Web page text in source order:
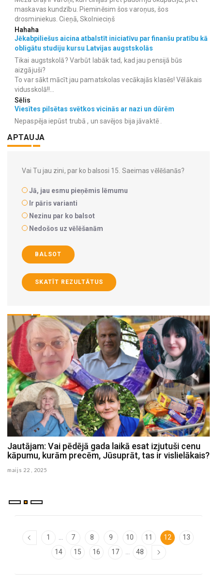
maskavas kundzību. Pieminēsim šos varoņus, šos
drosminiekus. Cieņā, Skolnieciņš
Hahaha
Jēkabpiliešus aicina atbalstīt iniciatīvu par finanšu pratību kā
obligātu studiju kursu Latvijas augstskolās
Tikai augstskolā? Varbūt labāk tad, kad jau pensijā būs
aizgājuši?
To var sākt mācīt jau pamatskolas vecākajās klasēs! Vēlākais
vidusskolā!!...
Sēlis
Viesītes pilsētas svētkos vicinās ar nazi un dūrēm
Nepaspēja iepūst trubā , un savējos bija jāvaktē .
APTAUJA
Vai Tu jau zini, par ko balsosi 15. Saeimas vēlēšanās?
Jā, jau esmu pieņēmis lēmumu
Ir pāris varianti
Nezinu par ko balsot
Nedošos uz vēlēšanām
BALSOT
SKATĪT REZULTĀTUS
Jautājam: Vai pēdējā gada laikā esat izjutuši cenu
kāpumu, kurām precēm, Jūsuprāt, tas ir vislielākais?
maijs 22 , 2025
Jautājam: Kā vērtējat Jēkabpils novada pašvaldības
deputātu paveikto šajā sasaukumā?
maijs 20 , 2025
1 7 8 9 10 11 12
13
14
15 16 17 48